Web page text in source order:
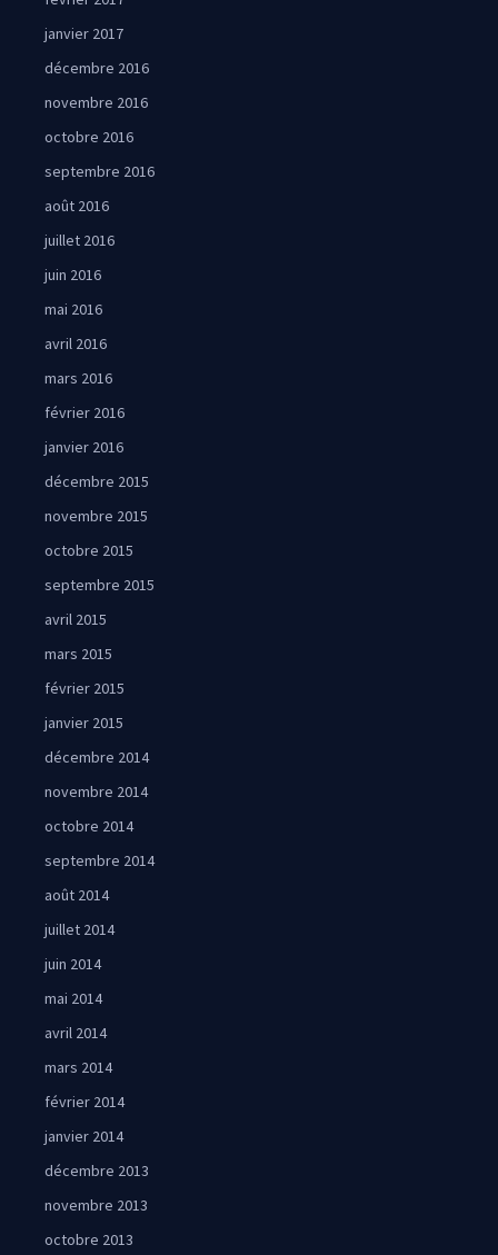
janvier 2017
décembre 2016
novembre 2016
octobre 2016
septembre 2016
août 2016
juillet 2016
juin 2016
mai 2016
avril 2016
mars 2016
février 2016
janvier 2016
décembre 2015
novembre 2015
octobre 2015
septembre 2015
avril 2015
mars 2015
février 2015
janvier 2015
décembre 2014
novembre 2014
octobre 2014
septembre 2014
août 2014
juillet 2014
juin 2014
mai 2014
avril 2014
mars 2014
février 2014
janvier 2014
décembre 2013
novembre 2013
octobre 2013